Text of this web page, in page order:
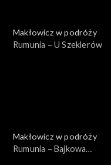
Makłowicz w podróży
Rumunia – U Szeklerów
Makłowicz w podróży
Rumunia – Bajkowa